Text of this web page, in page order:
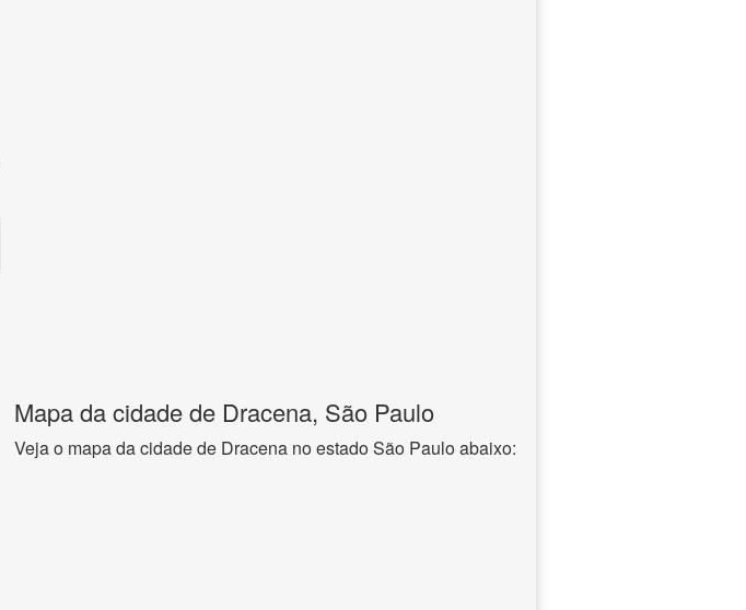
Mapa da cidade de Dracena, São Paulo
Veja o mapa da cidade de Dracena no estado São Paulo abaixo: